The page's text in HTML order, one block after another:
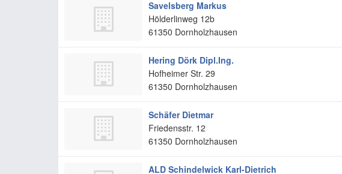
Savelsberg Markus
Hölderlinweg 12b
61350 Dornholzhausen
Hering Dörk Dipl.Ing.
Hofheimer Str. 29
61350 Dornholzhausen
Schäfer Dietmar
Friedensstr. 12
61350 Dornholzhausen
ALD Schindelwick Karl-Dietrich